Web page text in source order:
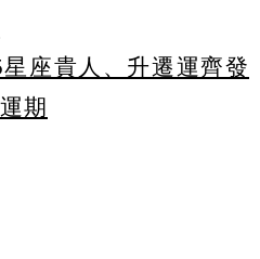
座貴人、升遷運齊發
期